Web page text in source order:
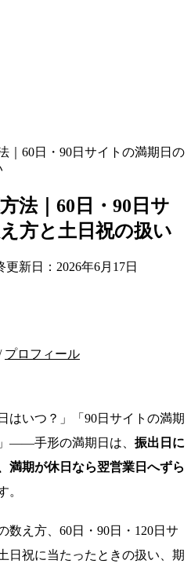
｜60日・90日サイトの満期日の
法｜60日・90日サ
方と土日祝の扱い
更新日：2026年6月17日
プロフィール
はいつ？」「90日サイトの満期
——手形の満期日は、 振出日に
満期が休日なら翌営業日へずら
。
数え方、60日・90日・120日サ
日祝に当たったときの扱い、期